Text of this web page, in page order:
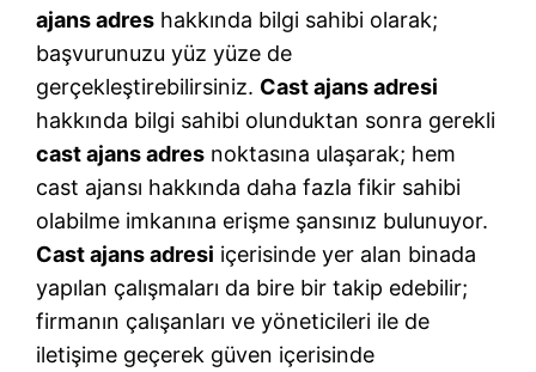
ajans adres hakkında bilgi sahibi olarak;
başvurunuzu yüz yüze de
gerçekleştirebilirsiniz. Cast ajans adresi
hakkında bilgi sahibi olunduktan sonra gerekli
cast ajans adres noktasına ulaşarak; hem
cast ajansı hakkında daha fazla fikir sahibi
olabilme imkanına erişme şansınız bulunuyor.
Cast ajans adresi içerisinde yer alan binada
yapılan çalışmaları da bire bir takip edebilir;
firmanın çalışanları ve yöneticileri ile de
iletişime geçerek güven içerisinde